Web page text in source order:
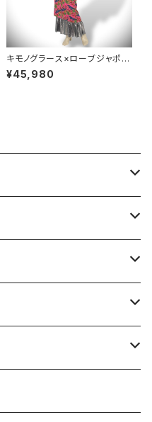
キモノグラース×ローブジャポニ
カコラボ浴衣 イグアナ マゼ
ンタ レディース 麻100％
¥45,980